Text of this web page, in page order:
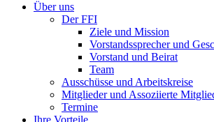
search
panel.
Über uns
Der FFI
Ziele und Mission
Vorstandssprecher und
Vorstand und Beirat
Team
Ausschüsse und Arbeitskreise
Mitglieder und Assoziierte
Termine
Ihre Vorteile